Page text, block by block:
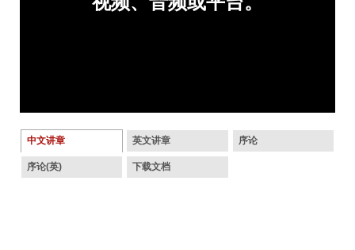
中文讲章 英文讲章 序论
序论(英) 下载文档